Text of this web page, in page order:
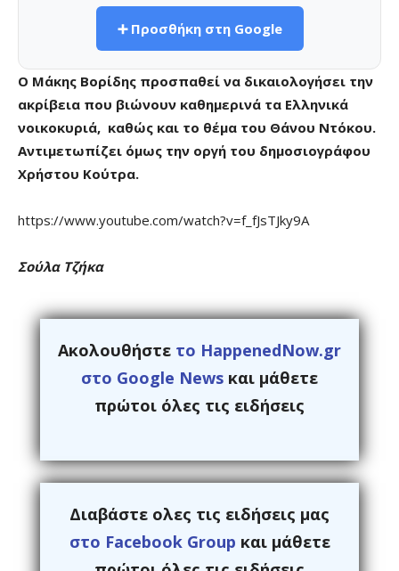
➕ Προσθήκη στη Google
Ο Μάκης Βορίδης προσπαθεί να δικαιολογήσει την
ακρίβεια που βιώνουν καθημερινά τα Ελληνικά
νοικοκυριά, καθώς και το θέμα του Θάνου Ντόκου.
Αντιμετωπίζει όμως την οργή του δημοσιογράφου
Χρήστου Κούτρα.
https://www.youtube.com/watch?v=f_fJsTJky9A
Σούλα Τζήκα
Ακολουθήστε το HappenedNow.gr
στο Google News και μάθετε
πρώτοι όλες τις ειδήσεις
Διαβάστε ολες τις ειδήσεις μας
στο Facebook Group και μάθετε